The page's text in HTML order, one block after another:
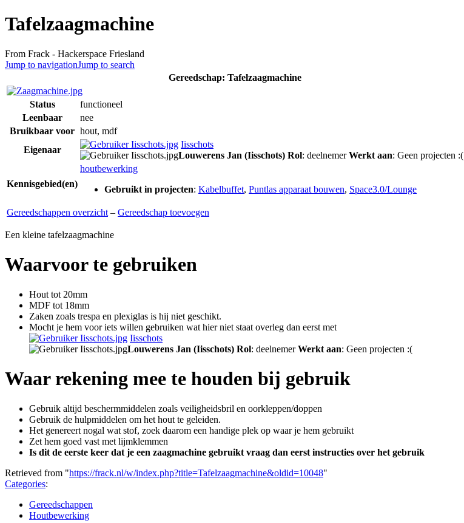
Tafelzaagmachine
From Frack - Hackerspace Friesland
Jump to navigationJump to search
Gereedschap: Tafelzaagmachine
Status
functioneel
Leenbaar
nee
Bruikbaar voor hout, mdf
Eigenaar
Iisschots
Louwerens Jan (Iisschots) Rol: deelnemerWerkt aan: Geen projecten :(
Kennisgebied(en)
houtbewerking
Gebruikt in projecten: Kabelbuffet, Puntlas apparaat bouwen, Space3.0/Lounge
Gereedschappen overzicht – Gereedschap toevoegen
Een kleine tafelzaagmachine
Waarvoor te gebruiken
Hout tot 20mm
MDF tot 18mm
Zaken zoals trespa en plexiglas is hij niet geschikt.
Mocht je hem voor iets willen gebruiken wat hier niet staat overleg dan eerst met
Iisschots
Louwerens Jan (Iisschots) Rol: deelnemerWerkt aan: Geen projecten :(
Waar rekening mee te houden bij gebruik
Gebruik altijd beschermmiddelen zoals veiligheidsbril en oorkleppen/doppen
Gebruik de hulpmiddelen om het hout te geleiden.
Het genereert nogal wat stof, zoek daarom een handige plek op waar je hem gebruikt
Zet hem goed vast met lijmklemmen
Is dit de eerste keer dat je een zaagmachine gebruikt vraag dan eerst instructies over het gebruik
Retrieved from "https://frack.nl/w/index.php?title=Tafelzaagmachine&oldid=10048"
Categories:
Gereedschappen
Houtbewerking